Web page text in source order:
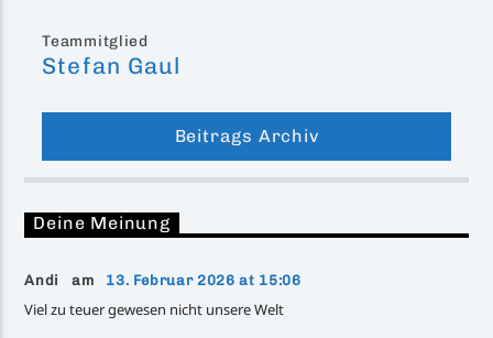
Teammitglied
Stefan Gaul
Beitrags Archiv
Deine Meinung
Andi am 13. Februar 2026 at 15:06
Viel zu teuer gewesen nicht unsere Welt